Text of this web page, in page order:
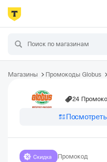
Магазины Промокоды Globus
24
Промокод